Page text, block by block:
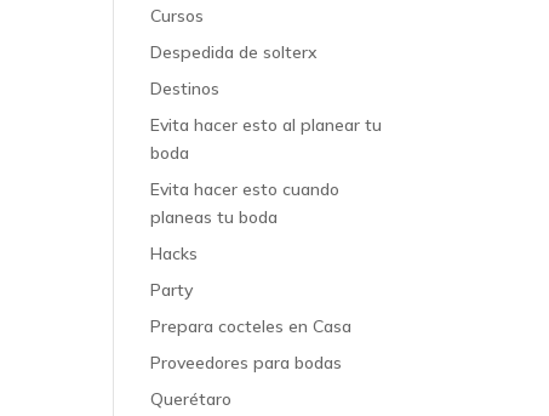
Cursos
Despedida de solterx
Destinos
Evita hacer esto al planear tu
boda
Evita hacer esto cuando
planeas tu boda
Hacks
Party
Prepara cocteles en Casa
Proveedores para bodas
Querétaro